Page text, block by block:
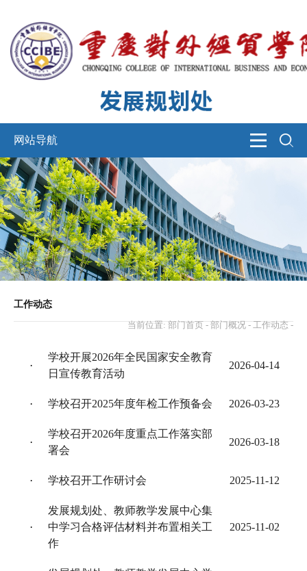
网站导航
工作动态
当前位置:部门首页-部门概况-工作动态-
·
学校开展2026年全民国家安全教育
日宣传教育活动
2026-04-14
· 学校召开2025年度年检工作预备会 2026-03-23
·
学校召开2026年度重点工作落实部
署会
2026-03-18
· 学校召开工作研讨会 2025-11-12
·
发展规划处、教师教学发展中心集
中学习合格评估材料并布置相关工
作
2025-11-02